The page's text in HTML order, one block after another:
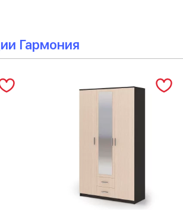
Гармония